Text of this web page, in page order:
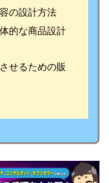
の設計方法
的な商品設計
せるための販